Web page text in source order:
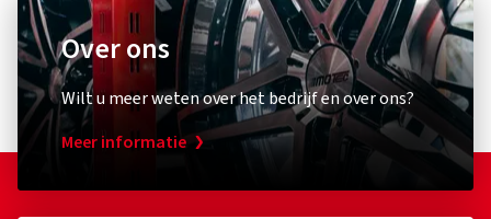
Over ons
Wilt u meer weten over het bedrijf en over ons?
Meer informatie